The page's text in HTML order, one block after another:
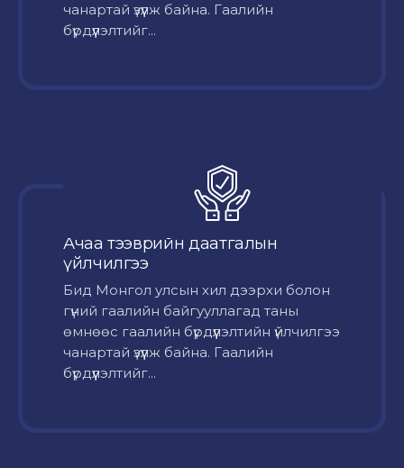
чанартай үзүүлж байна. Гаалийн
бүрдүүлэлтийг...
Ачаа тээврийн даатгалын
үйлчилгээ
Бид Монгол улсын хил дээрхи болон
гүний гаалийн байгууллагад таны
өмнөөс гаалийн бүрдүүлэлтийн үйлчилгээ
чанартай үзүүлж байна. Гаалийн
бүрдүүлэлтийг...